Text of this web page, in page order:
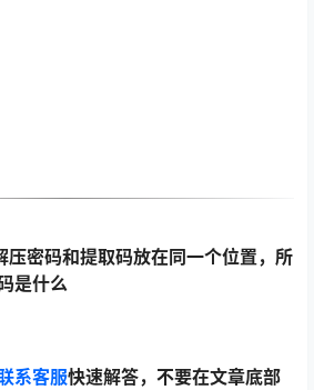
密码和提取码放在同一个位置，所
是什么
系客服快速解答，不要在文章底部